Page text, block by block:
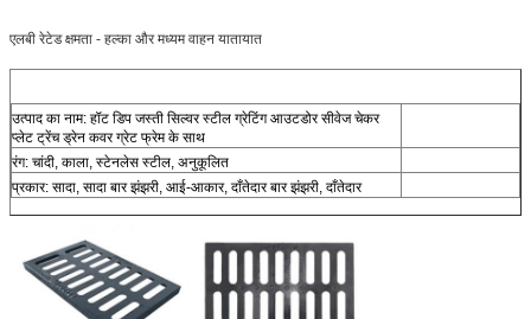
एलबी रेटेड क्षमता - हल्का और मध्यम वाहन यातायात
उत्पाद का नाम: हॉट डिप जस्ती सिल्वर स्टील ग्रेटिंग आउटडोर सीवेज चेकर
प्लेट ट्रेंच ड्रेन कवर ग्रेट फ्रेम के साथ
रंग: चांदी, काला, स्टेनलेस स्टील, अनुकूलित
प्रकार: सादा, सादा बार झंझरी, आई-आकार, दाँतेदार बार झंझरी, दाँतेदार